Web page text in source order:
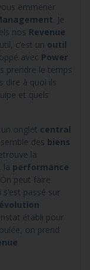
emmener
. Je
nos Revenue
c’est un outil
avec Power
prendre le temps
dire à quoi ils
et quels
onglet central
des biens
la
, la performance
. On peut faire
passé sur
évolution
établi pour
on prend